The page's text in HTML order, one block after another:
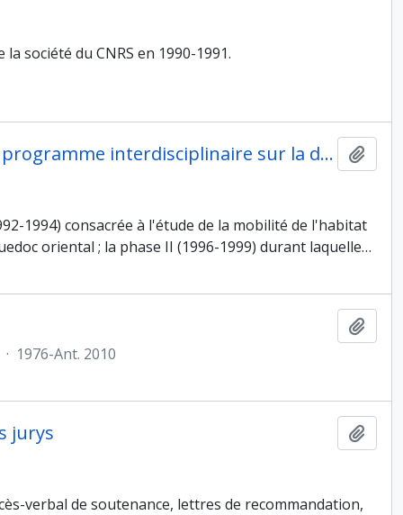
société du CNRS en 1990-1991.
Responsabilité administrative de "Archaeomedes I et II", programme interdisciplinaire sur la désertification des régions méditerranéennes de l'Europe depuis l'antiquité
1994) consacrée à l'étude de la mobilité de l'habitat
oriental ; la phase II (1996-1999) durant laquelle…
· 1976-Ant. 2010
jurys
verbal de soutenance, lettres de recommandation,